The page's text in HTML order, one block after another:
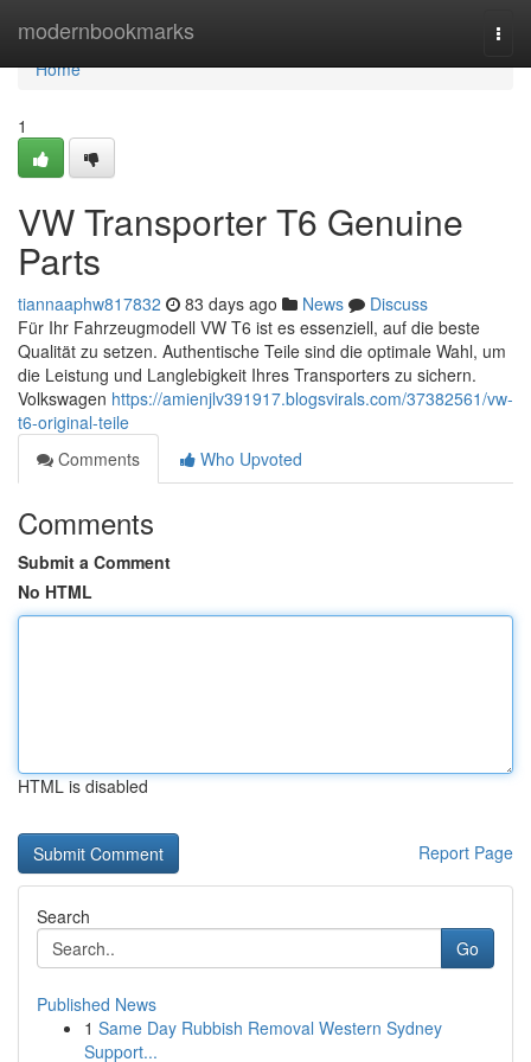
modernbookmarks
Home
Home
1
VW Transporter T6 Genuine
Parts
tiannaaphw817832 83 days ago News
Discuss
Für Ihr Fahrzeugmodell VW T6 ist es essenziell, auf die beste
Qualität zu setzen. Authentische Teile sind die optimale Wahl, um
die Leistung und Langlebigkeit Ihres Transporters zu sichern.
Volkswagen https://amienjlv391917.blogsvirals.com/37382561/vw-
t6-original-teile
Comments
Who Upvoted
Comments
Submit a Comment
No HTML
HTML is disabled
Report Page
Search
Go
Published News
1 Same Day Rubbish Removal Western Sydney
Support...